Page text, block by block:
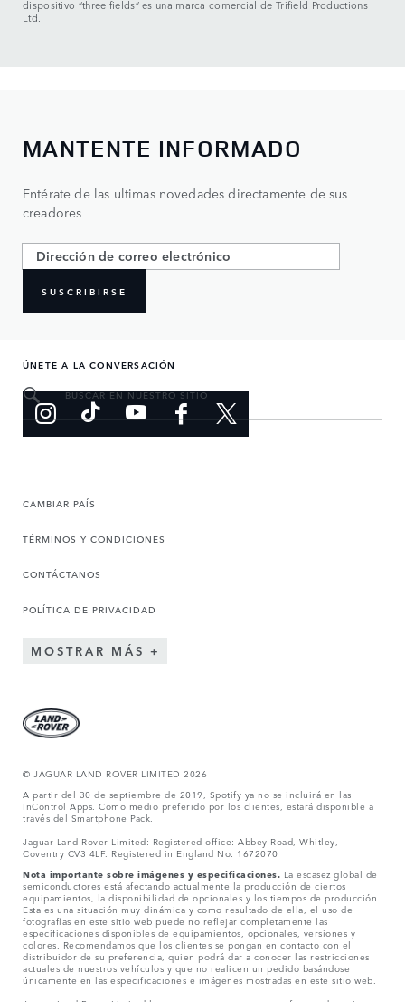
dispositivo “three fields” es una marca comercial de Trifield Productions
Ltd.
MANTENTE INFORMADO
Entérate de las ultimas novedades directamente de sus
creadores
SUSCRIBIRSE
ÚNETE A LA CONVERSACIÓN
BUSCAR EN NUESTRO SITIO
CAMBIAR PAÍS
TÉRMINOS Y CONDICIONES
CONTÁCTANOS
POLÍTICA DE PRIVACIDAD
MOSTRAR MÁS
© JAGUAR LAND ROVER LIMITED 2026
A partir del 30 de septiembre de 2019, Spotify ya no se incluirá en las
InControl Apps. Como medio preferido por los clientes, estará disponible a
través del Smartphone Pack.
Jaguar Land Rover Limited: Registered office: Abbey Road, Whitley,
Coventry CV3 4LF. Registered in England No: 1672070
Nota importante sobre imágenes y especificaciones. La escasez global de
semiconductores está afectando actualmente la producción de ciertos
equipamientos, la disponibilidad de opcionales y los tiempos de producción.
Esta es una situación muy dinámica y como resultado de ella, el uso de
fotografías en este sitio web puede no reflejar completamente las
especificaciones disponibles de equipamientos, opcionales, versiones y
colores. Recomendamos que los clientes se pongan en contacto con el
distribuidor de su preferencia, quien podrá dar a conocer las restricciones
actuales de nuestros vehículos y que no realicen un pedido basándose
únicamente en las especificaciones e imágenes mostradas en este sitio web.